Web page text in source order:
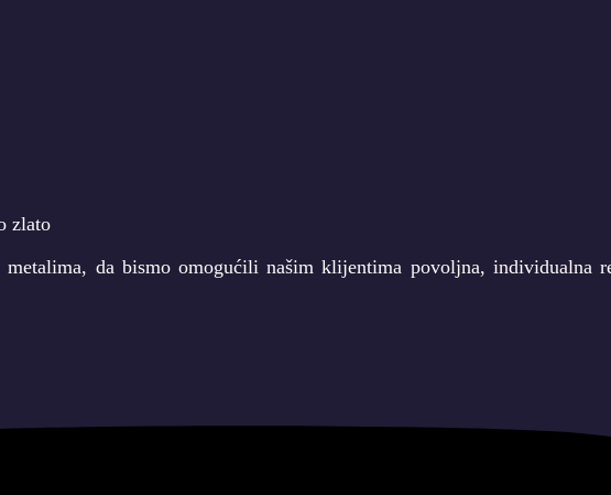
da bismo omogućili našim klijentima povoljna, individualna